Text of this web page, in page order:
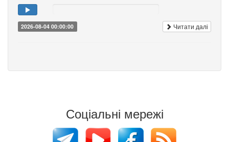
2026-08-04 00:00:00 Читати далі
Соціальні мережі